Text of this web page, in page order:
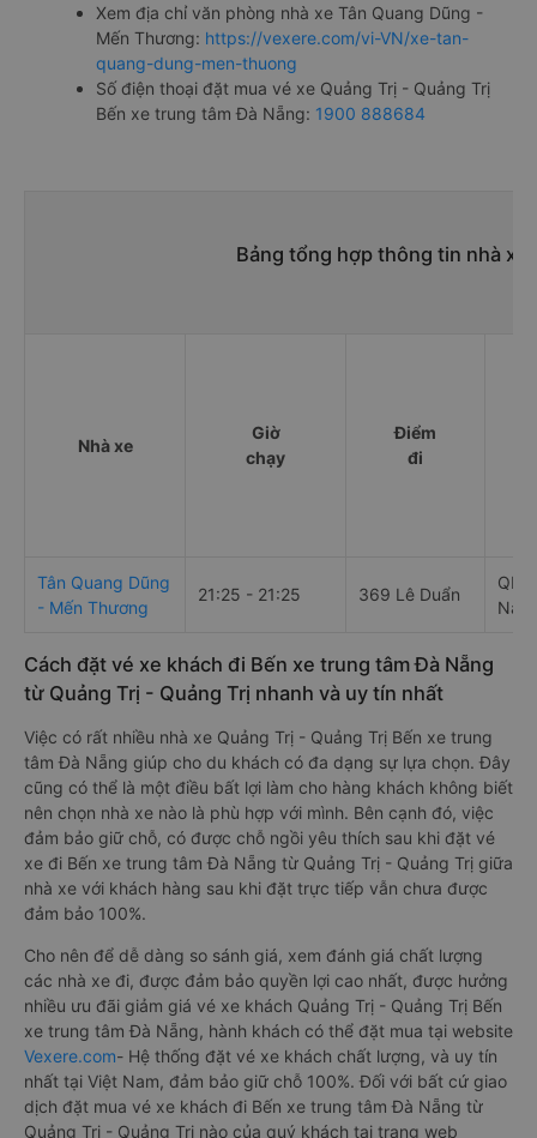
Xem địa chỉ văn phòng nhà xe Tân Quang Dũng -
Mến Thương: https://vexere.com/vi-VN/xe-tan-
quang-dung-men-thuong
Số điện thoại đặt mua vé xe Quảng Trị - Quảng Trị
Bến xe trung tâm Đà Nẵng: 1900 888684
Bảng tổng hợp thông tin nhà
Nhà xe
Giờ
chạy
Điểm
đi
Tân Quang Dũng
- Mến Thương
21:25 - 21:25 369 Lê Duẩn
Cách đặt vé xe khách đi Bến xe trung tâm Đà Nẵng
từ Quảng Trị - Quảng Trị nhanh và uy tín nhất
Việc có rất nhiều nhà xe Quảng Trị - Quảng Trị Bến xe trung
tâm Đà Nẵng giúp cho du khách có đa dạng sự lựa chọn. Đây
cũng có thể là một điều bất lợi làm cho hàng khách không biết
nên chọn nhà xe nào là phù hợp với mình. Bên cạnh đó, việc
đảm bảo giữ chỗ, có được chỗ ngồi yêu thích sau khi đặt vé
xe đi Bến xe trung tâm Đà Nẵng từ Quảng Trị - Quảng Trị giữa
nhà xe với khách hàng sau khi đặt trực tiếp vẫn chưa được
đảm bảo 100%.
Cho nên để dễ dàng so sánh giá, xem đánh giá chất lượng
các nhà xe đi, được đảm bảo quyền lợi cao nhất, được hưởng
nhiều ưu đãi giảm giá vé xe khách Quảng Trị - Quảng Trị Bến
xe trung tâm Đà Nẵng, hành khách có thể đặt mua tại website
Vexere.com- Hệ thống đặt vé xe khách chất lượng, và uy tín
nhất tại Việt Nam, đảm bảo giữ chỗ 100%. Đối với bất cứ giao
dịch đặt mua vé xe khách đi Bến xe trung tâm Đà Nẵng từ
Quảng Trị - Quảng Trị nào của quý khách tại trang web